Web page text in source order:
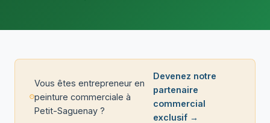
Vous êtes entrepreneur en
peinture commerciale à
Petit-Saguenay ?
Devenez notre
partenaire
commercial
exclusif →